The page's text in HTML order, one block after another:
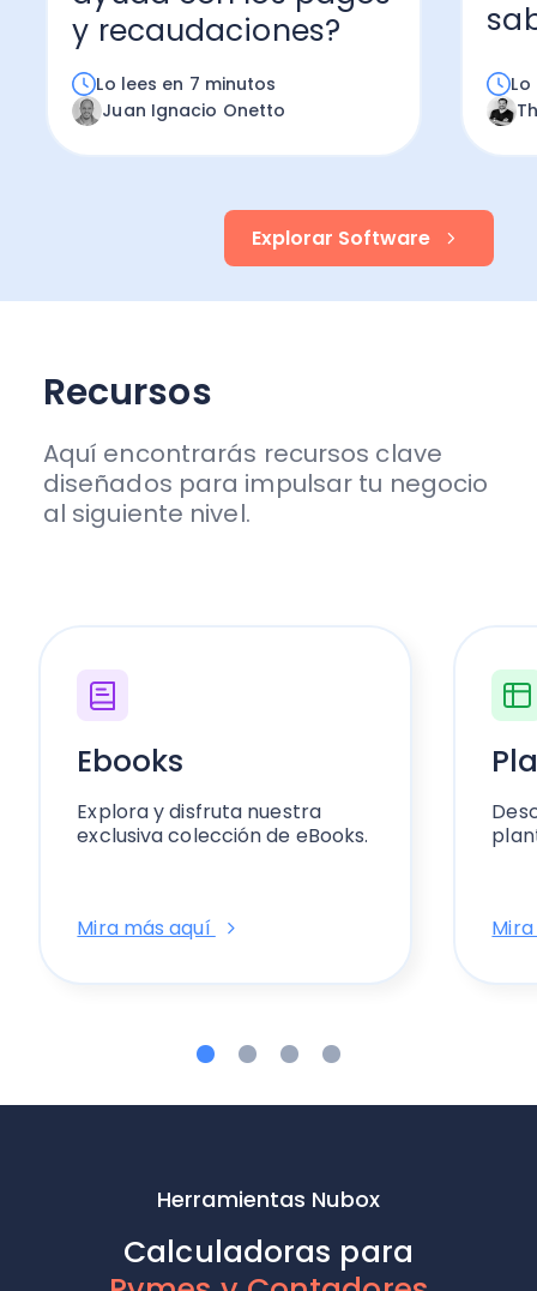
y recaudaciones?
Lo lees en 7 minutos
Juan Ignacio Onetto
Explorar Software
Recursos
Aquí encontrarás recursos clave
diseñados para impulsar tu negocio
al siguiente nivel.
Ebooks
Explora y disfruta nuestra
exclusiva colección de eBooks.
Mira más aquí
Herramientas Nubox
Calculadoras para